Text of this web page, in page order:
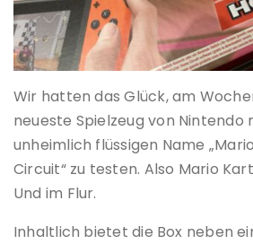
Wir hatten das Glück, am
neueste Spielzeug von Nintendo
unheimlich flüssigen Name
Circuit“ zu testen. Also Mario
Und im Flur.
Inhaltlich bietet die Box neben